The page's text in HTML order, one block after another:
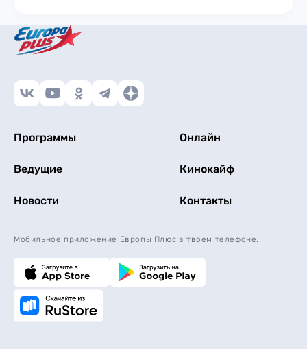
Программы Онлайн
Ведущие Кинокайф
Новости Контакты
Мобильное приложение Европы Плюс в твоем телефоне.